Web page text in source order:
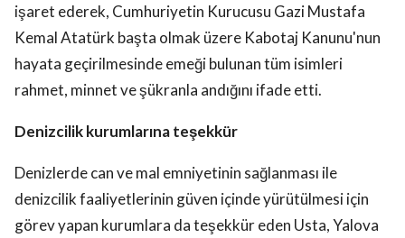
işaret ederek, Cumhuriyetin Kurucusu Gazi Mustafa
Kemal Atatürk başta olmak üzere Kabotaj Kanunu'nun
hayata geçirilmesinde emeği bulunan tüm isimleri
rahmet, minnet ve şükranla andığını ifade etti.
Denizcilik kurumlarına teşekkür
Denizlerde can ve mal emniyetinin sağlanması ile
denizcilik faaliyetlerinin güven içinde yürütülmesi için
görev yapan kurumlara da teşekkür eden Usta, Yalova